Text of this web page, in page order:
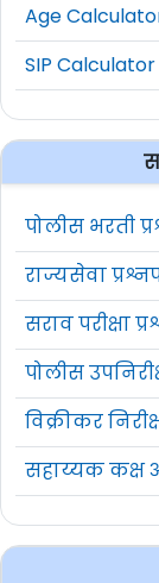
Age
SIP Calculator
पोलीस भरती
राज्यसेवा
सराव परीक्षा
पोलीस
विक्रीकर
सहाय्यक कक्ष